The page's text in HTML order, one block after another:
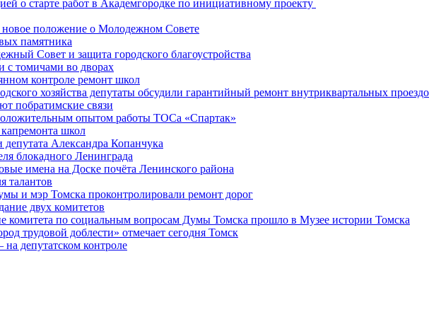
о старте работ в Академгородке по инициативному проекту
положение о Молодежном Совете
памятника
Совет и защита городского благоустройства
с томичами во дворах
контроле ремонт школ
хозяйства депутаты обсудили гарантийный ремонт внутриквартальных
побратимские связи
опытом работы ТОСа «Спартак»
школ
Александра Копанчука
блокадного Ленинграда
имена на Доске почёта Ленинского района
талантов
и мэр Томска проконтролировали ремонт дорог
двух комитетов
комитета по социальным вопросам Думы Томска прошло в Музее истории Томска
трудовой доблести» отмечает сегодня Томск
депутатском контроле